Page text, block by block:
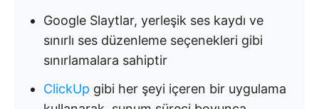
Google Slaytlar, yerleşik ses kaydı ve
sınırlı ses düzenleme seçenekleri gibi
sınırlamalara sahiptir
ClickUp gibi her şeyi içeren bir uygulama